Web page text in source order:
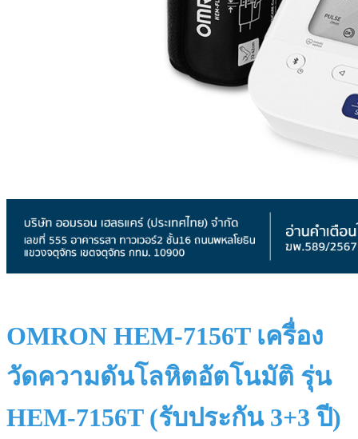
OMRON HEM-7156T เครื่อง
วัดความดันโลหิตอัตโนมัติ รุ่น
HEM-7156T (รับประกัน 3+3 ปี)